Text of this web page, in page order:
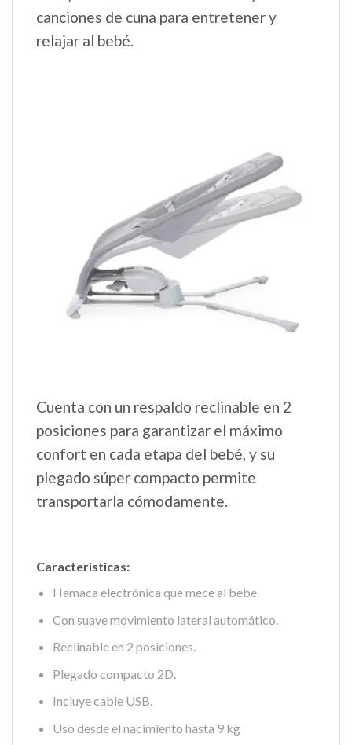
canciones de cuna para entretener y
relajar al bebé.
Cuenta con un respaldo reclinable en 2
posiciones para garantizar el máximo
confort en cada etapa del bebé, y su
plegado súper compacto permite
transportarla cómodamente.
Características:
Hamaca electrónica que mece al bebe.
Con suave movimiento lateral automático.
Reclinable en 2 posiciones.
Plegado compacto 2D.
Incluye cable USB.
Uso desde el nacimiento hasta 9 kg